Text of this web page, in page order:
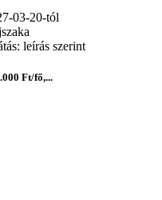
03-20-tól
leírás szerint
Ft/fő,...